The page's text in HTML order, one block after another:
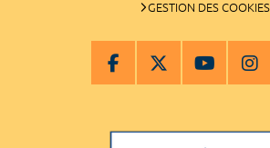
GESTION DES COOKIES